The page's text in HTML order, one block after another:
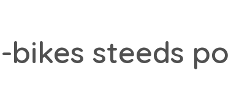
bikes steeds